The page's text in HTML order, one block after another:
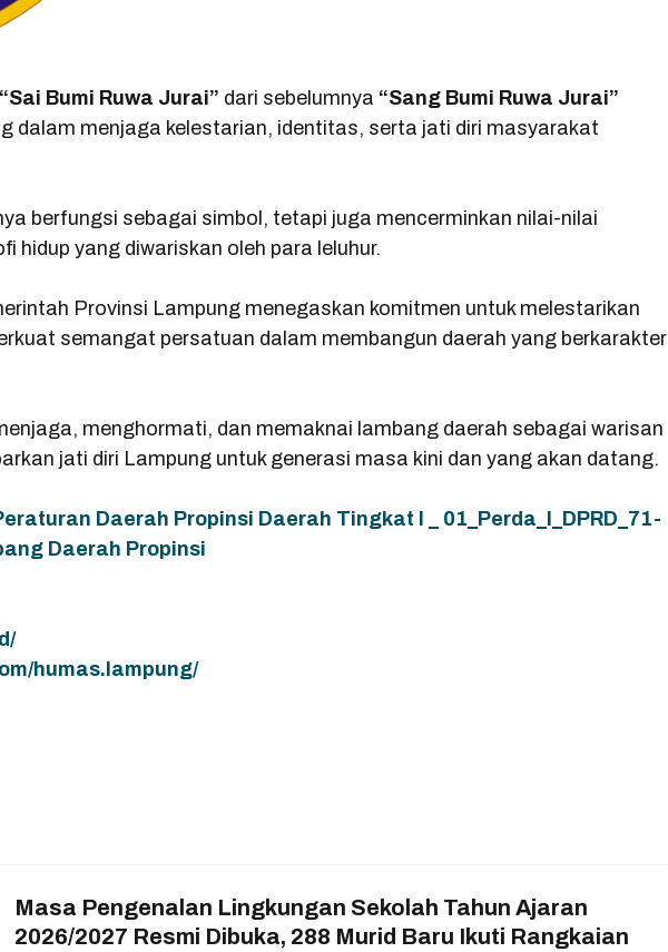
“Sai Bumi Ruwa Jurai” dari sebelumnya “Sang Bumi Ruwa Jurai”
dalam menjaga kelestarian, identitas, serta jati diri masyarakat
berfungsi sebagai simbol, tetapi juga mencerminkan nilai-nilai
hidup yang diwariskan oleh para leluhur.
Provinsi Lampung menegaskan komitmen untuk melestarikan
semangat persatuan dalam membangun daerah yang berkarakter
menghormati, dan memaknai lambang daerah sebagai warisan
jati diri Lampung untuk generasi masa kini dan yang akan datang.
Daerah Propinsi Daerah Tingkat I _ 01_Perda_I_DPRD_71-
Daerah Propinsi
humas.lampung/
Masa Pengenalan Lingkungan Sekolah Tahun Ajaran
2026/2027 Resmi Dibuka, 288 Murid Baru Ikuti Rangkaian